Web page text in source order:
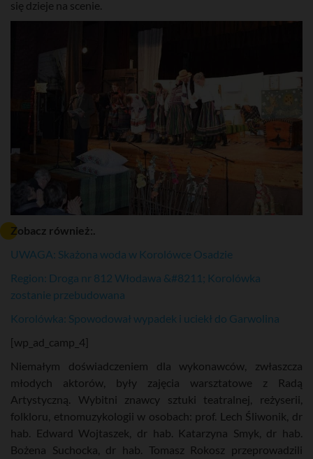
się dzieje na scenie.
Zobacz również:.
UWAGA: Skażona woda w Korolówce Osadzie
Region: Droga nr 812 Włodawa &#8211; Korolówka
zostanie przebudowana
Korolówka: Spowodował wypadek i uciekł do Garwolina
[wp_ad_camp_4]
Niemałym doświadczeniem dla wykonawców, zwłaszcza
młodych aktorów, były zajęcia warsztatowe z Radą
Artystyczną. Wybitni znawcy sztuki teatralnej, reżyserii,
folkloru, etnomuzykologii w osobach: prof. Lech Śliwonik, dr
hab. Edward Wojtaszek, dr hab. Katarzyna Smyk, dr hab.
Bożena Suchocka, dr hab. Tomasz Rokosz przeprowadzili